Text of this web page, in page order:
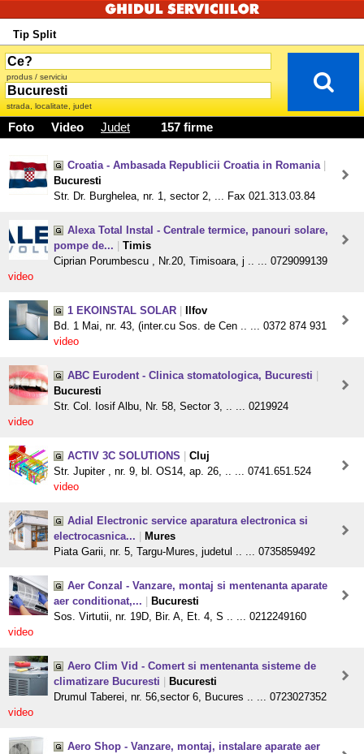
Tip Split
produs / serviciu
strada, localitate, judet
Foto Video Judet 157 firme
Croatia - Ambasada Republicii Croatia in Romania
Bucuresti
Str. Dr. Burghelea, nr. 1, sector 2, ... Fax 021.313.03.84
Alexa Total Instal - Centrale termice, panouri solare,
pompe de...
Timis
Ciprian Porumbescu , Nr.20, Timisoara, j .. ... 0729099139
video
1 EKOINSTAL SOLAR
Ilfov
Bd. 1 Mai, nr. 43, (inter.cu Sos. de Cen .. ... 0372 874 931
video
ABC Eurodent - Clinica stomatologica, Bucuresti
Bucuresti
Str. Col. Iosif Albu, Nr. 58, Sector 3, .. ... 0219924
video
ACTIV 3C SOLUTIONS
Cluj
Str. Jupiter , nr. 9, bl. OS14, ap. 26, .. ... 0741.651.524
video
Adial Electronic service aparatura electronica si
electrocasnica...
Mures
Piata Garii, nr. 5, Targu-Mures, judetul .. ... 0735859492
Aer Conzal - Vanzare, montaj si mentenanta aparate
aer conditionat,...
Bucuresti
Sos. Virtutii, nr. 19D, Bir. A, Et. 4, S .. ... 0212249160
video
Aero Clim Vid - Comert si mentenanta sisteme de
climatizare Bucuresti
Bucuresti
Drumul Taberei, nr. 56,sector 6, Bucures .. ... 0723027352
video
Aero Shop - Vanzare, montaj, instalare aparate aer